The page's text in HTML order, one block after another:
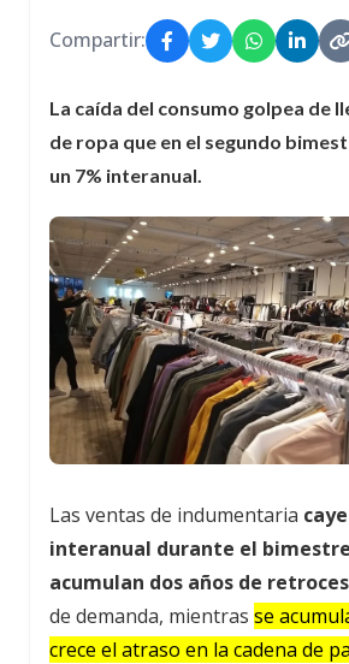
Compartir:
La caída del consumo golpea de
de ropa que en el segundo
un 7% interanual.
Las ventas de indumentaria
interanual durante el
acumulan dos años de
de demanda, mientras se
crece el atraso en la cadena de